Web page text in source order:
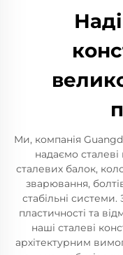
Ми, компанія
надаємо сталеві
сталевих балок,
зварювання,
стабільні системи.
пластичності та
наші сталеві
архітектурним